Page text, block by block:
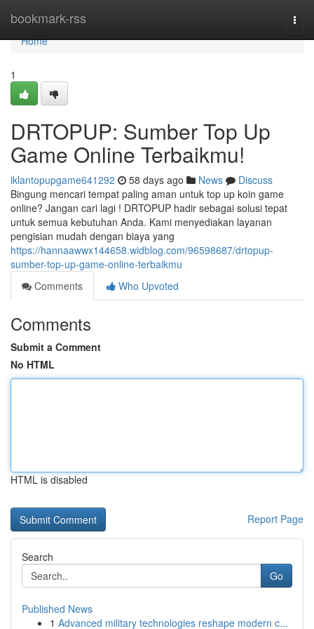
bookmark-rss
Home
Home
1
DRTOPUP: Sumber Top Up
Game Online Terbaikmu!
iklantopupgame641292 58 days ago News
Discuss
Bingung mencari tempat paling aman untuk top up koin game
online? Jangan cari lagi ! DRTOPUP hadir sebagai solusi tepat
untuk semua kebutuhan Anda. Kami menyediakan layanan
pengisian mudah dengan biaya yang
https://hannaawwx144658.widblog.com/96598687/drtopup-
sumber-top-up-game-online-terbaikmu
Comments
Who Upvoted
Comments
Submit a Comment
No HTML
HTML is disabled
Report Page
Search
Go
Published News
1 Advanced military technologies reshape modern c...